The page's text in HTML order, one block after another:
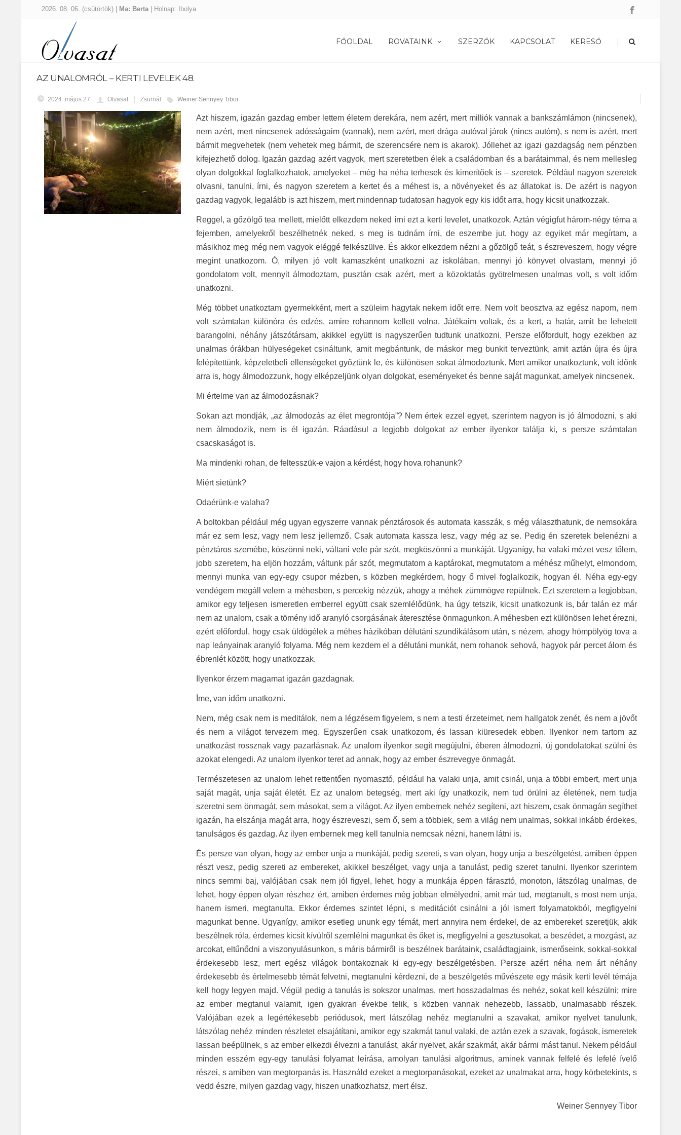
2026. 08. 06. (csütörtök) | Ma: Berta | Holnap: Ibolya
FŐOLDAL ROVATAINK SZERZŐK KAPCSOLAT KERESŐ |
AZ UNALOMRÓL – KERTI LEVELEK 48.
2024. május 27. Olvasat Zsurnál Weiner Sennyey Tibor
Azt hiszem, igazán gazdag ember lettem életem derekára, nem azért, mert milliók vannak a bankszámlámon (nincsenek),
nem azért, mert nincsenek adósságaim (vannak), nem azért, mert drága autóval járok (nincs autóm), s nem is azért, mert
bármit megvehetek (nem vehetek meg bármit, de szerencsére nem is akarok). Jóllehet az igazi gazdagság nem pénzben
kifejezhető dolog. Igazán gazdag azért vagyok, mert szeretetben élek a családomban és a barátaimmal, és nem mellesleg
olyan dolgokkal foglalkozhatok, amelyeket – még ha néha terhesek és kimerítőek is – szeretek. Például nagyon szeretek
olvasni, tanulni, írni, és nagyon szeretem a kertet és a méhest is, a növényeket és az állatokat is. De azért is nagyon
gazdag vagyok, legalább is azt hiszem, mert mindennap tudatosan hagyok egy kis időt arra, hogy kicsit unatkozzak.
Reggel, a gőzölgő tea mellett, mielőtt elkezdem neked írni ezt a kerti levelet, unatkozok. Aztán végigfut három-négy téma a
fejemben, amelyekről beszélhetnék neked, s meg is tudnám írni, de eszembe jut, hogy az egyiket már megírtam, a
másikhoz meg még nem vagyok eléggé felkészülve. És akkor elkezdem nézni a gőzölgő teát, s észreveszem, hogy végre
megint unatkozom. Ó, milyen jó volt kamaszként unatkozni az iskolában, mennyi jó könyvet olvastam, mennyi jó
gondolatom volt, mennyit álmodoztam, pusztán csak azért, mert a közoktatás gyötrelmesen unalmas volt, s volt időm
unatkozni.
Még többet unatkoztam gyermekként, mert a szüleim hagytak nekem időt erre. Nem volt beosztva az egész napom, nem
volt számtalan különóra és edzés, amire rohannom kellett volna. Játékaim voltak, és a kert, a határ, amit be lehetett
barangolni, néhány játszótársam, akikkel együtt is nagyszerűen tudtunk unatkozni. Persze előfordult, hogy ezekben az
unalmas órákban hülyeségeket csináltunk, amit megbántunk, de máskor meg bunkit terveztünk, amit aztán újra és újra
felépítettünk, képzeletbeli ellenségeket győztünk le, és különösen sokat álmodoztunk. Mert amikor unatkoztunk, volt időnk
arra is, hogy álmodozzunk, hogy elképzeljünk olyan dolgokat, eseményeket és benne saját magunkat, amelyek nincsenek.
Mi értelme van az álmodozásnak?
Sokan azt mondják, „az álmodozás az élet megrontója”? Nem értek ezzel egyet, szerintem nagyon is jó álmodozni, s aki
nem álmodozik, nem is él igazán. Ráadásul a legjobb dolgokat az ember ilyenkor találja ki, s persze számtalan
csacskaságot is.
Ma mindenki rohan, de feltesszük-e vajon a kérdést, hogy hova rohanunk?
Miért sietünk?
Odaérünk-e valaha?
A boltokban például még ugyan egyszerre vannak pénztárosok és automata kasszák, s még választhatunk, de nemsokára
már ez sem lesz, vagy nem lesz jellemző. Csak automata kassza lesz, vagy még az se. Pedig én szeretek belenézni a
pénztáros szemébe, köszönni neki, váltani vele pár szót, megköszönni a munkáját. Ugyanígy, ha valaki mézet vesz tőlem,
jobb szeretem, ha eljön hozzám, váltunk pár szót, megmutatom a kaptárokat, megmutatom a méhész műhelyt, elmondom,
mennyi munka van egy-egy csupor mézben, s közben megkérdem, hogy ő mivel foglalkozik, hogyan él. Néha egy-egy
vendégem megáll velem a méhesben, s percekig nézzük, ahogy a méhek zümmögve repülnek. Ezt szeretem a legjobban,
amikor egy teljesen ismeretlen emberrel együtt csak szemlélődünk, ha úgy tetszik, kicsit unatkozunk is, bár talán ez már
nem az unalom, csak a tömény idő aranyló csorgásának áteresztése önmagunkon. A méhesben ezt különösen lehet érezni,
ezért előfordul, hogy csak üldögélek a méhes házikóban délutáni szundikálásom után, s nézem, ahogy hömpölyög tova a
nap leányainak aranyló folyama. Még nem kezdem el a délutáni munkát, nem rohanok sehová, hagyok pár percet álom és
ébrenlét között, hogy unatkozzak.
Ilyenkor érzem magamat igazán gazdagnak.
Íme, van időm unatkozni.
Nem, még csak nem is meditálok, nem a légzésem figyelem, s nem a testi érzeteimet, nem hallgatok zenét, és nem a jövőt
és nem a világot tervezem meg. Egyszerűen csak unatkozom, és lassan kiüresedek ebben. Ilyenkor nem tartom az
unatkozást rossznak vagy pazarlásnak. Az unalom ilyenkor segít megújulni, éberen álmodozni, új gondolatokat szülni és
azokat elengedi. Az unalom ilyenkor teret ad annak, hogy az ember észrevegye önmagát.
Természetesen az unalom lehet rettentően nyomasztó, például ha valaki unja, amit csinál, unja a többi embert, mert unja
saját magát, unja saját életét. Ez az unalom betegség, mert aki így unatkozik, nem tud örülni az életének, nem tudja
szeretni sem önmagát, sem másokat, sem a világot. Az ilyen embernek nehéz segíteni, azt hiszem, csak önmagán segíthet
igazán, ha elszánja magát arra, hogy észreveszi, sem ő, sem a többiek, sem a világ nem unalmas, sokkal inkább érdekes,
tanulságos és gazdag. Az ilyen embernek meg kell tanulnia nemcsak nézni, hanem látni is.
És persze van olyan, hogy az ember unja a munkáját, pedig szereti, s van olyan, hogy unja a beszélgetést, amiben éppen
részt vesz, pedig szereti az embereket, akikkel beszélget, vagy unja a tanulást, pedig szeret tanulni. Ilyenkor szerintem
nincs semmi baj, valójában csak nem jól figyel, lehet, hogy a munkája éppen fárasztó, monoton, látszólag unalmas, de
lehet, hogy éppen olyan részhez ért, amiben érdemes még jobban elmélyedni, amit már tud, megtanult, s most nem unja,
hanem ismeri, megtanulta. Ekkor érdemes szintet lépni, s meditációt csinálni a jól ismert folyamatokból, megfigyelni
magunkat benne. Ugyanígy, amikor esetleg ununk egy témát, mert annyira nem érdekel, de az embereket szeretjük, akik
beszélnek róla, érdemes kicsit kívülről szemlélni magunkat és őket is, megfigyelni a gesztusokat, a beszédet, a mozgást, az
arcokat, eltűnődni a viszonyulásunkon, s máris bármiről is beszélnek barátaink, családtagjaink, ismerőseink, sokkal-sokkal
érdekesebb lesz, mert egész világok bontakoznak ki egy-egy beszélgetésben. Persze azért néha nem árt néhány
érdekesebb és értelmesebb témát felvetni, megtanulni kérdezni, de a beszélgetés művészete egy másik kerti levél témája
kell hogy legyen majd. Végül pedig a tanulás is sokszor unalmas, mert hosszadalmas és nehéz, sokat kell készülni; mire
az ember megtanul valamit, igen gyakran évekbe telik, s közben vannak nehezebb, lassabb, unalmasabb részek.
Valójában ezek a legértékesebb periódusok, mert látszólag nehéz megtanulni a szavakat, amikor nyelvet tanulunk,
látszólag nehéz minden részletet elsajátítani, amikor egy szakmát tanul valaki, de aztán ezek a szavak, fogások, ismeretek
lassan beépülnek, s az ember elkezdi élvezni a tanulást, akár nyelvet, akár szakmát, akár bármi mást tanul. Nekem például
minden esszém egy-egy tanulási folyamat leírása, amolyan tanulási algoritmus, aminek vannak felfelé és lefelé ívelő
részei, s amiben van megtorpanás is. Használd ezeket a megtorpanásokat, ezeket az unalmakat arra, hogy körbetekints, s
vedd észre, milyen gazdag vagy, hiszen unatkozhatsz, mert élsz.
Weiner Sennyey Tibor